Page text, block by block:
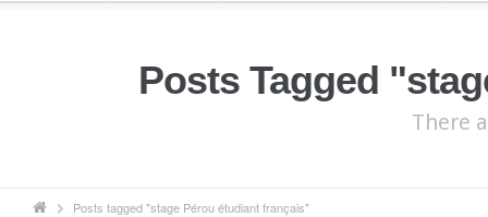
Posts Tagged
There
Posts tagged "stage Pérou étudiant français"